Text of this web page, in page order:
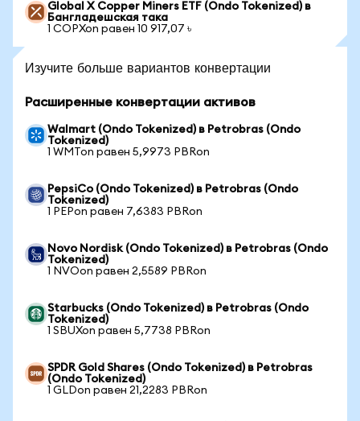
Global X Copper Miners ETF (Ondo Tokenized) в
Бангладешская така
1 COPXon равен 10 917,07 ৳
Изучите больше вариантов конвертации
Расширенные конвертации активов
Walmart (Ondo Tokenized) в Petrobras (Ondo
Tokenized)
1 WMTon равен 5,9973 PBRon
PepsiCo (Ondo Tokenized) в Petrobras (Ondo
Tokenized)
1 PEPon равен 7,6383 PBRon
Novo Nordisk (Ondo Tokenized) в Petrobras (Ondo
Tokenized)
1 NVOon равен 2,5589 PBRon
Starbucks (Ondo Tokenized) в Petrobras (Ondo
Tokenized)
1 SBUXon равен 5,7738 PBRon
SPDR Gold Shares (Ondo Tokenized) в Petrobras
(Ondo Tokenized)
1 GLDon равен 21,2283 PBRon